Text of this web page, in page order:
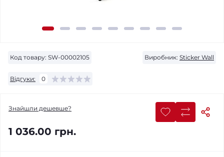
Код товару: SW-00002105 Виробник: Sticker Wall
Відгуки: 0
Знайшли дешевше?
1 036.00 грн.